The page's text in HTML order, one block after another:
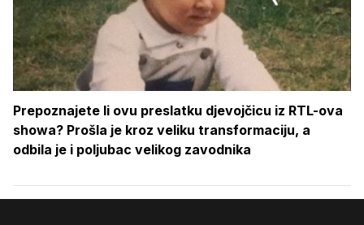
Prepoznajete li ovu preslatku djevojčicu iz RTL-ova
showa? Prošla je kroz veliku transformaciju, a
odbila je i poljubac velikog zavodnika